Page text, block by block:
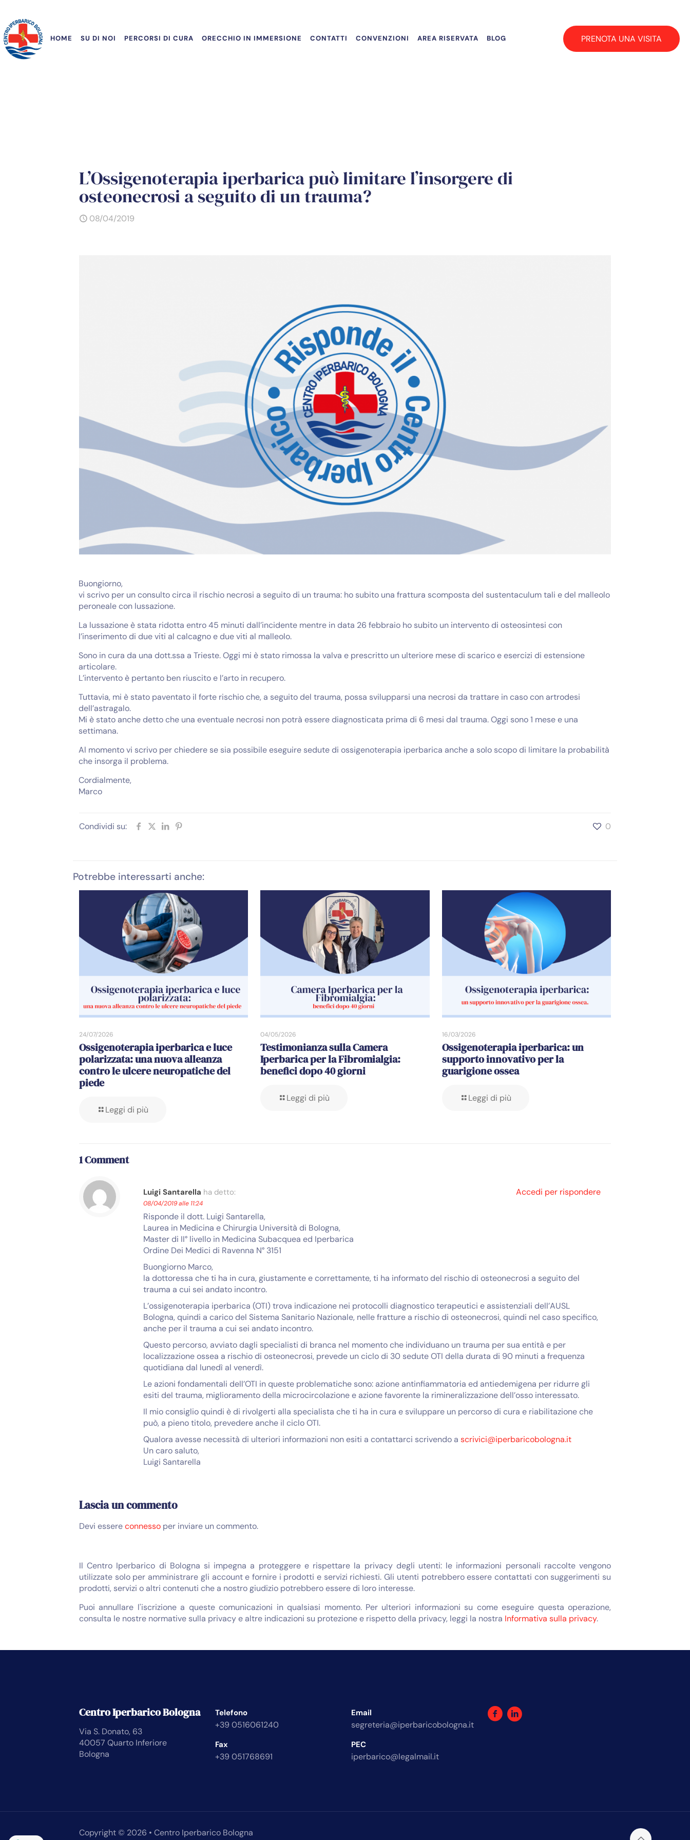
HOME SU DI NOI PERCORSI DI CURA ORECCHIO IN IMMERSIONE CONTATTI CONVENZIONI AREA RISERVATA BLOG PRENOTA UNA VISITA
L’Ossigenoterapia iperbarica può limitare l’insorgere di
osteonecrosi a seguito di un trauma?
08/04/2019
Buongiorno,
vi scrivo per un consulto circa il rischio necrosi a seguito di un trauma: ho subito una frattura scomposta del sustentaculum tali e del malleolo
peroneale con lussazione.
La lussazione è stata ridotta entro 45 minuti dall’incidente mentre in data 26 febbraio ho subito un intervento di osteosintesi con
l’inserimento di due viti al calcagno e due viti al malleolo.
Sono in cura da una dott.ssa a Trieste. Oggi mi è stato rimossa la valva e prescritto un ulteriore mese di scarico e esercizi di estensione
articolare.
L’intervento è pertanto ben riuscito e l’arto in recupero.
Tuttavia, mi è stato paventato il forte rischio che, a seguito del trauma, possa svilupparsi una necrosi da trattare in caso con artrodesi
dell’astragalo.
Mi è stato anche detto che una eventuale necrosi non potrà essere diagnosticata prima di 6 mesi dal trauma. Oggi sono 1 mese e una
settimana.
Al momento vi scrivo per chiedere se sia possibile eseguire sedute di ossigenoterapia iperbarica anche a solo scopo di limitare la probabilità
che insorga il problema.
Cordialmente,
Marco
Condividi su: 0
Potrebbe interessarti anche:
24/07/2026
Ossigenoterapia iperbarica e luce
polarizzata: una nuova alleanza
contro le ulcere neuropatiche del
piede
Leggi di più
04/05/2026
Testimonianza sulla Camera
Iperbarica per la Fibromialgia:
benefici dopo 40 giorni
Leggi di più
16/03/2026
Ossigenoterapia iperbarica: un
supporto innovativo per la
guarigione ossea
Leggi di più
1 Comment
Luigi Santarella ha detto:
08/04/2019 alle 11:24
Risponde il dott. Luigi Santarella,
Laurea in Medicina e Chirurgia Università di Bologna,
Master di II° livello in Medicina Subacquea ed Iperbarica
Ordine Dei Medici di Ravenna N° 3151
Buongiorno Marco,
la dottoressa che ti ha in cura, giustamente e correttamente, ti ha informato del rischio di osteonecrosi a seguito del
trauma a cui sei andato incontro.
L’ossigenoterapia iperbarica (OTI) trova indicazione nei protocolli diagnostico terapeutici e assistenziali dell’AUSL
Bologna, quindi a carico del Sistema Sanitario Nazionale, nelle fratture a rischio di osteonecrosi, quindi nel caso specifico,
anche per il trauma a cui sei andato incontro.
Questo percorso, avviato dagli specialisti di branca nel momento che individuano un trauma per sua entità e per
localizzazione ossea a rischio di osteonecrosi, prevede un ciclo di 30 sedute OTI della durata di 90 minuti a frequenza
quotidiana dal lunedì al venerdì.
Le azioni fondamentali dell’OTI in queste problematiche sono: azione antinfiammatoria ed antiedemigena per ridurre gli
esiti del trauma, miglioramento della microcircolazione e azione favorente la rimineralizzazione dell’osso interessato.
Il mio consiglio quindi è di rivolgerti alla specialista che ti ha in cura e sviluppare un percorso di cura e riabilitazione che
può, a pieno titolo, prevedere anche il ciclo OTI.
Qualora avesse necessità di ulteriori informazioni non esiti a contattarci scrivendo a scrivici@iperbaricobologna.it
Un caro saluto,
Luigi Santarella
Accedi per rispondere
Lascia un commento
Devi essereconnesso per inviare un commento.
Il Centro Iperbarico di Bologna si impegna a proteggere e rispettare la privacy degli utenti: le informazioni personali raccolte vengono
utilizzate solo per amministrare gli account e fornire i prodotti e servizi richiesti. Gli utenti potrebbero essere contattati con suggerimenti su
prodotti, servizi o altri contenuti che a nostro giudizio potrebbero essere di loro interesse.
Puoi annullare l'iscrizione a queste comunicazioni in qualsiasi momento. Per ulteriori informazioni su come eseguire questa operazione,
consulta le nostre normative sulla privacy e altre indicazioni su protezione e rispetto della privacy, leggi la nostra Informativa sulla privacy.
Centro Iperbarico Bologna
Via S. Donato, 63
40057 Quarto Inferiore
Bologna
Telefono
+39 0516061240
Fax
+39 051768691
Email
segreteria@iperbaricobologna.it
PEC
iperbarico@legalmail.it
Copyright © 2026 • Centro Iperbarico Bologna